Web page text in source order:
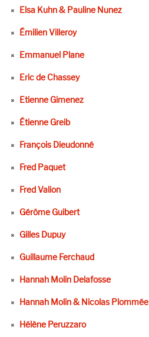
Elsa Kuhn & Pauline Nunez
Émilien Villeroy
Emmanuel Plane
Eric de Chassey
Etienne Gimenez
Étienne Greib
François Dieudonné
Fred Paquet
Fred Valion
Gérôme Guibert
Gilles Dupuy
Guillaume Ferchaud
Hannah Molin Delafosse
Hannah Molin & Nicolas Plommée
Hélène Peruzzaro